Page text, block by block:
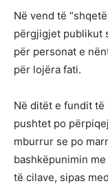
Në vend të
përgjigjet publikut
për personat e
për lojëra fati.
Në ditët e fundit
pushtet po
mburrur se po
bashkëpunimin
të cilave, sipas